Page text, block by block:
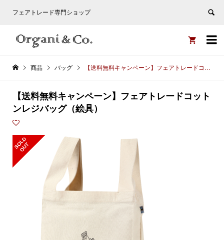
フェアトレード専門ショップ


商品 バッグ 【送料無料キャンペーン】フェアトレードコットンレジバッグ（絵具）
【送料無料キャンペーン】フェアトレードコット
ンレジバッグ（絵具）
S
O
L
D
O
U
T